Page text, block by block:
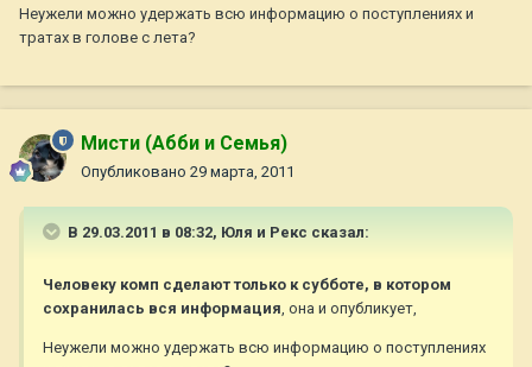
Неужели можно удержать всю информацию о поступлениях и
тратах в голове с лета?
Мисти (Абби и Семья)
Опубликовано 29 марта, 2011
В 29.03.2011 в 08:32, Юля и Рекс сказал:
Человеку комп сделают только к субботе, в котором
сохранилась вся информация, она и опубликует,
Неужели можно удержать всю информацию о поступлениях